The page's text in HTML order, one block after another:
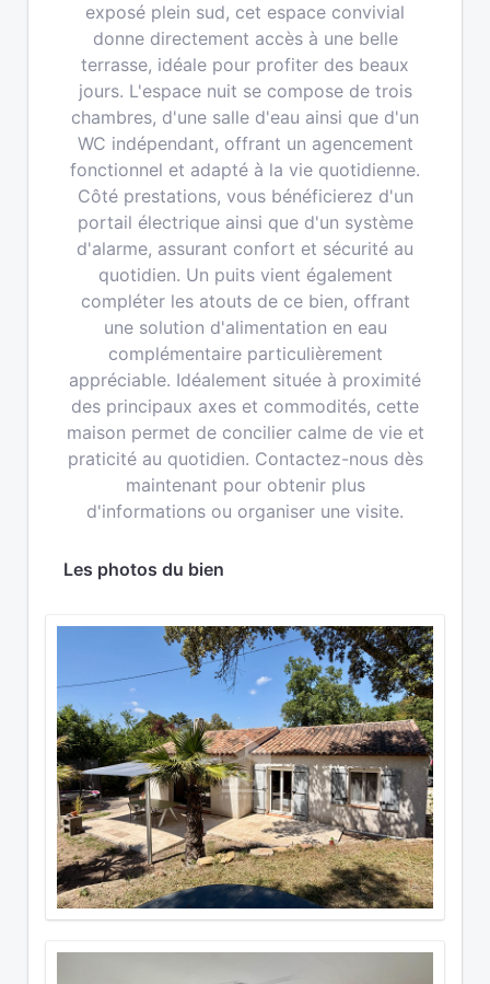
exposé plein sud, cet espace convivial
donne directement accès à une belle
terrasse, idéale pour profiter des beaux
jours. L'espace nuit se compose de trois
chambres, d'une salle d'eau ainsi que d'un
WC indépendant, offrant un agencement
fonctionnel et adapté à la vie quotidienne.
Côté prestations, vous bénéficierez d'un
portail électrique ainsi que d'un système
d'alarme, assurant confort et sécurité au
quotidien. Un puits vient également
compléter les atouts de ce bien, offrant
une solution d'alimentation en eau
complémentaire particulièrement
appréciable. Idéalement située à proximité
des principaux axes et commodités, cette
maison permet de concilier calme de vie et
praticité au quotidien. Contactez-nous dès
maintenant pour obtenir plus
d'informations ou organiser une visite.
Les photos du bien